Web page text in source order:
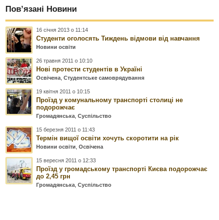
Пов’язані Новини
16 січня 2013 о 11:14
Студенти оголосять Тиждень відмови від навчання
Новини освіти
26 травня 2011 о 10:10
Нові протести студентів в Україні
Освічена ,Студентське самоврядування
19 квітня 2011 о 10:15
Проїзд у комунальному транспорті столиці не
подорожчає
Громадянська ,Суспільство
15 березня 2011 о 11:43
Термін вищої освіти хочуть скоротити на рік
Новини освіти ,Освічена
15 вересня 2011 о 12:33
Проїзд у громадському транспорті Києва подорожчає
до 2,45 грн
Громадянська ,Суспільство